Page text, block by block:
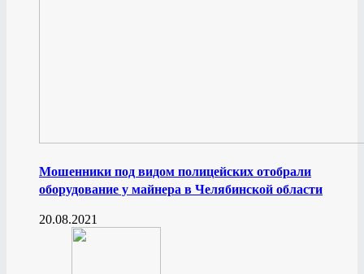
Мошенники под видом полицейских отобрали
оборудование у майнера в Челябинской области
20.08.2021